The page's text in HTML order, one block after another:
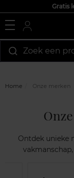
Gratis
Zoek een
Home Onze merken
Ontdek unieke